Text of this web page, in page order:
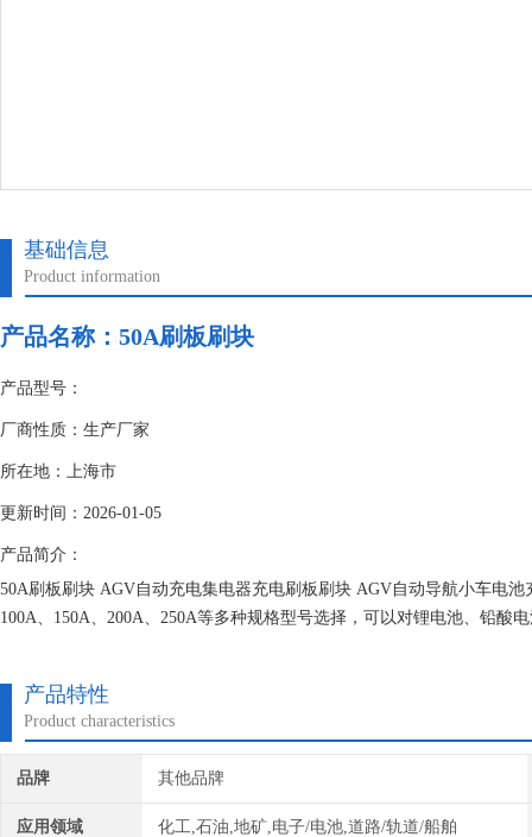
基础信息
Product information
产品名称： 50A刷板刷块
产品型号：
厂商性质：生产厂家
所在地：上海市
更新时间：2026-01-05
产品简介：
50A刷板刷块 AGV自动充电集电器充电刷板刷块 AGV自动导航小车电
100A、150A、200A、250A等多种规格型号选择，可以对锂电池、铅
产品特性
Product characteristics
品牌 其他品牌
应用领域 化工,石油,地矿,电子/电池,道路/轨道/船舶